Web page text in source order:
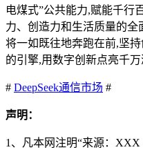
电煤式”公共能力,赋能千行
力、创造力和生活质量的全
将一如既往地奔跑在前,坚
的引擎,用数字创新点亮千万
# DeepSeek通信市场 #
声明：
1、凡本网注明“来源：